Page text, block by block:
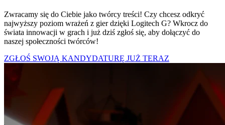
Zwracamy się do Ciebie jako twórcy treści! Czy chcesz odkryć
najwyższy poziom wrażeń z gier dzięki Logitech G? Wkrocz do
świata innowacji w grach i już dziś zgłoś się, aby dołączyć do
naszej społeczności twórców!
ZGŁOŚ SWOJĄ KANDYDATURĘ JUŻ TERAZ